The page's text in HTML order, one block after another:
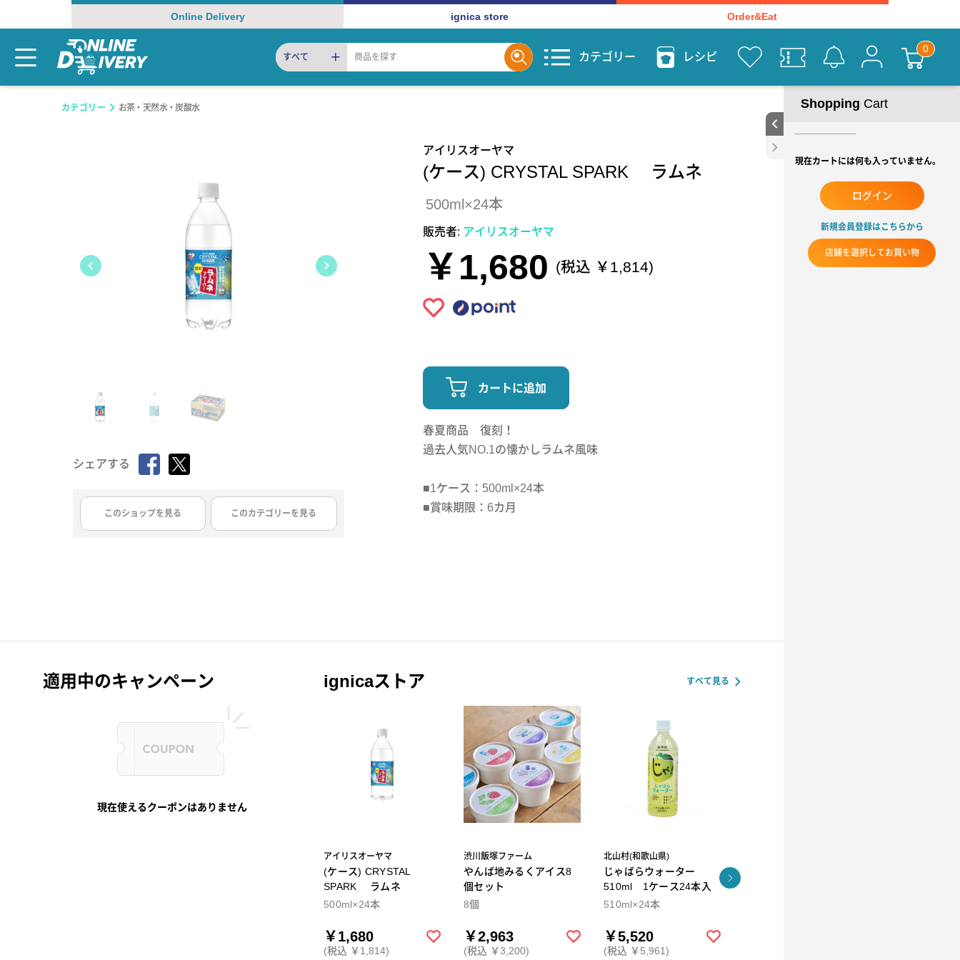
Online Delivery ignica store Order&Eat
すべて カテゴリー レシピ
カテゴリー お茶・天然水・炭酸水
シェアする
このショップを見る このカテゴリーを見る
アイリスオーヤマ
(ケース) CRYSTAL SPARK ラムネ
500ml×24本
販売者: アイリスオーヤマ
￥1,680 (税込 ￥1,814)
カートに追加
春夏商品 復刻！
過去人気NO.1の懐かしラムネ風味
■1ケース：500ml×24本
適用中のキャンペーン
現在使えるクーポンはありません
ignicaストア すべて見る
アイリスオーヤマ
(ケース) CRYSTAL
SPARK ラムネ
500ml×24本
￥1,680
(税込 ￥1,814)
渋川飯塚ファーム
やんば地みるくアイス8
個セット
8個
￥2,963
(税込 ￥3,200)
北山村(和歌山県)
じゃばらウォーター
510ml 1ケース24本入
510ml×24本
￥5,520
(税込 ￥5,961)
Shopping Cart
現在カートには何も入っていません。
ログイン
新規会員登録はこちらから
店舗を選択してお買い物